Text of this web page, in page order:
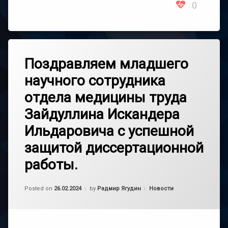
0
Поздравляем младшего
научного сотрудника
отдела медицины труда
Зайдуллина Искандера
Ильдаровича с успешной
защитой диссертационной
работы.
Posted on 26.02.2024
Обновлено на 26.02.2024
by Радмир Ягудин Категории:
Новости